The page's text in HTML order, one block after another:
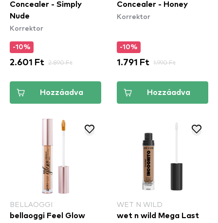
Concealer - Simply
Nude
Korrektor
-10%
2.601 Ft 2.890 Ft
Hozzáadva
Concealer - Honey
Korrektor
-10%
1.791 Ft 1.990 Ft
Hozzáadva
BELLAOGGI
bellaoggi Feel Glow
WET N WILD
wet n wild Mega Last